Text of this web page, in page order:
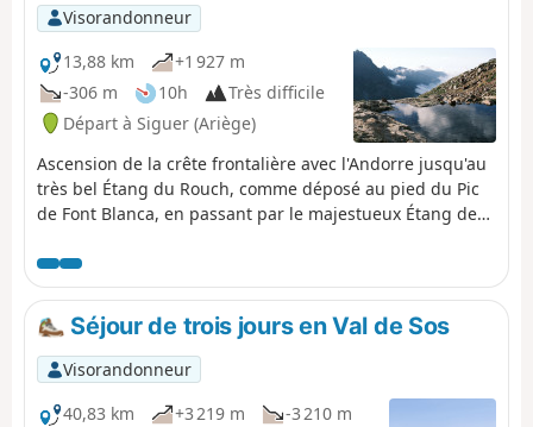
Visorandonneur
13,88 km
+1 927 m
-306 m
10h
Très difficile
Départ à Siguer (Ariège)
Ascension de la crête frontalière avec l'Andorre jusqu'au
très bel Étang du Rouch, comme déposé au pied du Pic
de Font Blanca, en passant par le majestueux Étang de
cascades pendant la montée assez raide et très
pierreuse jusqu'au pont de la Peyre ; - petit passage en
balcon très légèrement vertigineux pour accéder à
l'immense Étang de Gnioure ; - long sentier longeant
l'étang puis le ruisseau et s'enfonçant dans la vallée ; -
montée à flanc démarrant assez soft pour finir bien raide
jusqu'à l'Étang du Rouch.
Séjour de trois jours en Val de Sos
Visorandonneur
40,83 km
+3 219 m
-3 210 m